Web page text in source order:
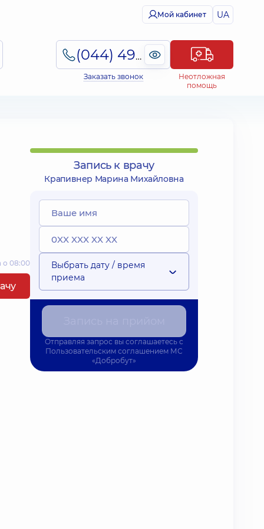
Мой кабинет UA
(044) 495-2-888
Заказать звонок
Неотложная
помощь
о 08:00
Запись к врачу
Крапивнер Марина Михайловна
Выбрать дату / время
приема
Отправляя запрос вы соглашаетесь с
Пользовательским соглашением МС
«Добробут»